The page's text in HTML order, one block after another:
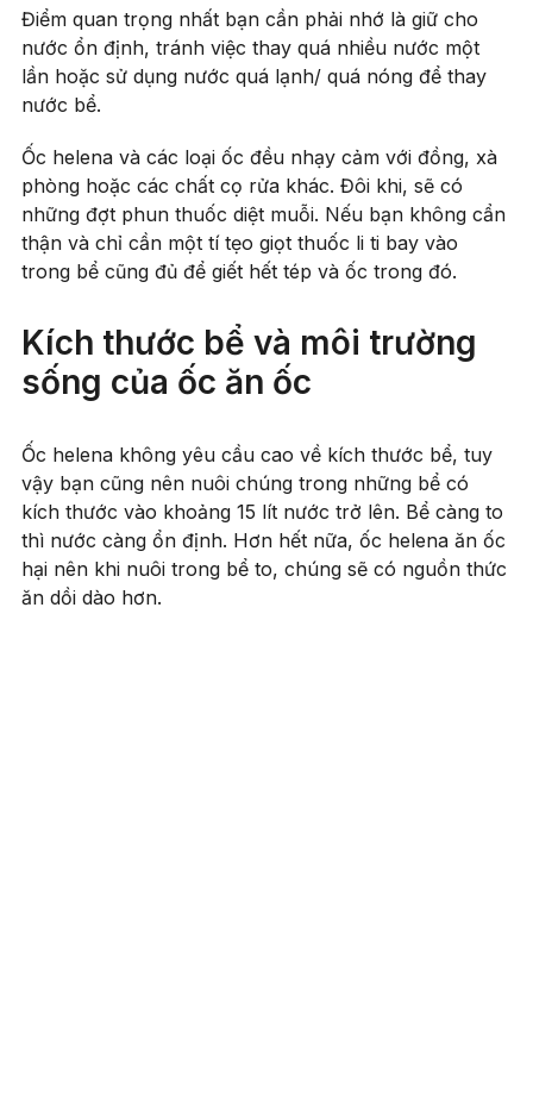
Điểm quan trọng nhất bạn cần phải nhớ là giữ cho
nước ổn định, tránh việc thay quá nhiều nước một
lần hoặc sử dụng nước quá lạnh/ quá nóng để thay
nước bể.
Ốc helena và các loại ốc đều nhạy cảm với đồng, xà
phòng hoặc các chất cọ rửa khác. Đôi khi, sẽ có
những đợt phun thuốc diệt muỗi. Nếu bạn không cẩn
thận và chỉ cần một tí tẹo giọt thuốc li ti bay vào
trong bể cũng đủ để giết hết tép và ốc trong đó.
Kích thước bể và môi trường
sống của ốc ăn ốc
Ốc helena không yêu cầu cao về kích thước bể, tuy
vậy bạn cũng nên nuôi chúng trong những bể có
kích thước vào khoảng 15 lít nước trở lên. Bể càng to
thì nước càng ổn định. Hơn hết nữa, ốc helena ăn ốc
hại nên khi nuôi trong bể to, chúng sẽ có nguồn thức
ăn dồi dào hơn.